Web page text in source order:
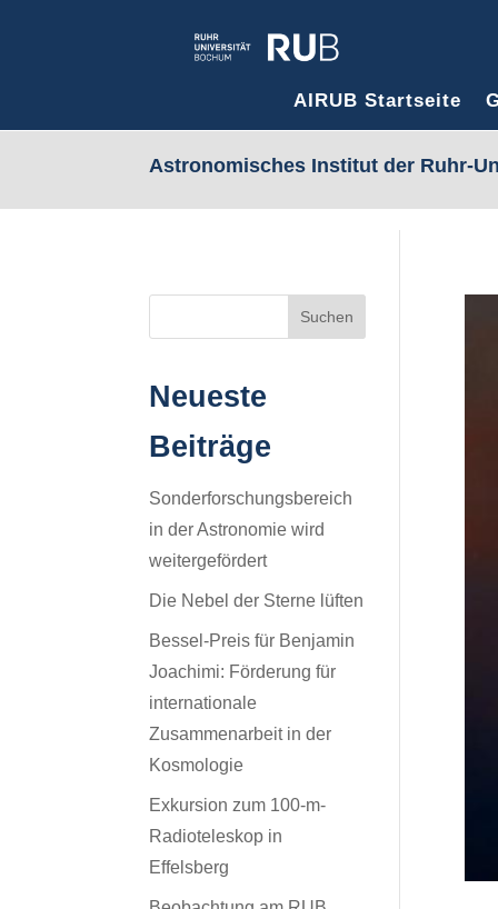
AIRUB Startseite
Astronomisches Institut der Ruhr-
Suchen
Neueste
Beiträge
Sonderforschungsbereich
in der Astronomie wird
weitergefördert
Die Nebel der Sterne lüften
Bessel-Preis für Benjamin
Joachimi: Förderung für
internationale
Zusammenarbeit in der
Kosmologie
Exkursion zum 100-m-
Radioteleskop in
Effelsberg